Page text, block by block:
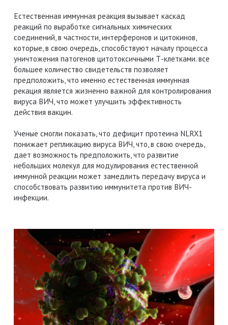
Естественная иммунная реакция вызывает каскад
реакций по выработке сигнальных химических
соединений, в частности, интерферонов и цитокинов,
которые, в свою очередь, способствуют началу процесса
уничтожения патогенов цитотоксичными Т-клетками. все
большее количество свидетельств позволяет
предположить, что именно естественная иммунная
рекация является жизненно важной для контролирования
вируса ВИЧ, что может улучшить эффективность
действия вакцин.
Ученые смогли показать, что дефицит протеина NLRX1
понижает репликацию вируса ВИЧ, что, в свою очередь,
дает возможность предположить, что развитие
небольших молекул для модулирования естественной
иммунной реакции может замедлить передачу вируса и
способствовать развитию иммунитета против ВИЧ-
инфекции.